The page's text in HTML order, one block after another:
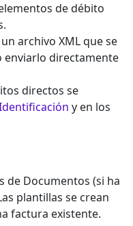
de débito
archivo XML que se
enviarlo directamente
directos se
y en los
de Documentos (si ha
plantillas se crean
factura existente.